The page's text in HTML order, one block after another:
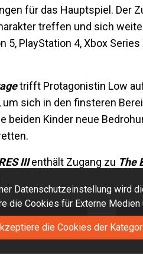
für das Hauptspiel. Der
treffen und sich
PlayStation 4, Xbox
trifft Protagonistin Low
sich in den finsteren
Kinder neue
IIIenthält Zugang zu The
Datenschutzeinstellung wird
die Cookies für Externe
die Cookies der